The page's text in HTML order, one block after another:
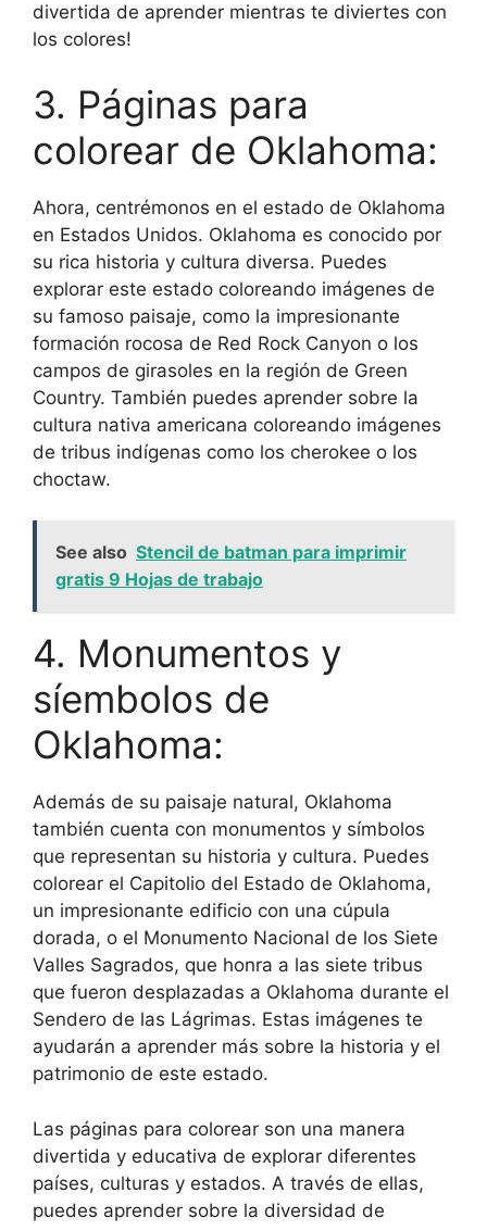
divertida de aprender mientras te diviertes con
los colores!
3. Páginas para
colorear de Oklahoma:
Ahora, centrémonos en el estado de Oklahoma
en Estados Unidos. Oklahoma es conocido por
su rica historia y cultura diversa. Puedes
explorar este estado coloreando imágenes de
su famoso paisaje, como la impresionante
formación rocosa de Red Rock Canyon o los
campos de girasoles en la región de Green
Country. También puedes aprender sobre la
cultura nativa americana coloreando imágenes
de tribus indígenas como los cherokee o los
choctaw.
See also Stencil de batman para imprimir
gratis 9 Hojas de trabajo
4. Monumentos y
síembolos de
Oklahoma:
Además de su paisaje natural, Oklahoma
también cuenta con monumentos y símbolos
que representan su historia y cultura. Puedes
colorear el Capitolio del Estado de Oklahoma,
un impresionante edificio con una cúpula
dorada, o el Monumento Nacional de los Siete
Valles Sagrados, que honra a las siete tribus
que fueron desplazadas a Oklahoma durante el
Sendero de las Lágrimas. Estas imágenes te
ayudarán a aprender más sobre la historia y el
patrimonio de este estado.
Las páginas para colorear son una manera
divertida y educativa de explorar diferentes
países, culturas y estados. A través de ellas,
puedes aprender sobre la diversidad de